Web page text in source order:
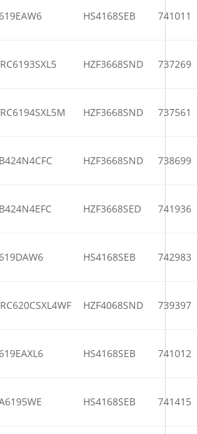
HS4168SEB 741011
HZF3668SND 737269
HZF3668SND 737561
HZF3668SND 738699
HZF3668SED 741936
HS4168SEB 742983
HZF4068SND 739397
HS4168SEB 741012
HS4168SEB 741415